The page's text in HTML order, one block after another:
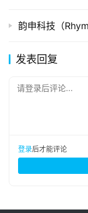
韵申科技（
发表回复
请登录后评论...
登录后才能评论